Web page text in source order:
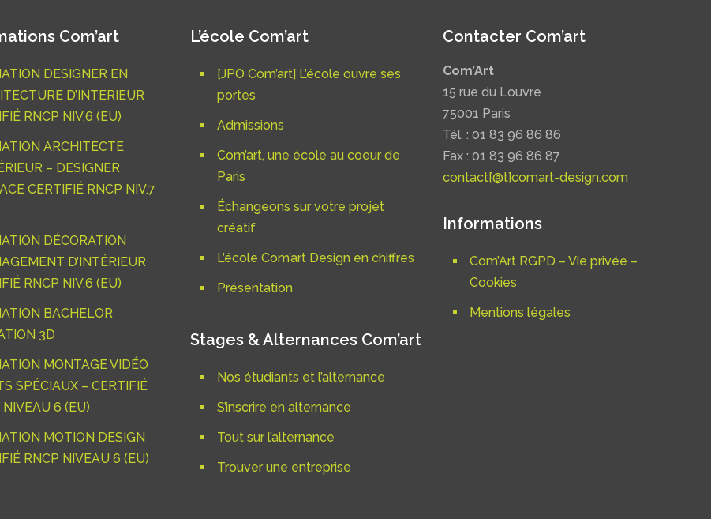
Com’art
DESIGNER EN
D’INTERIEUR
RNCP NIV.6 (EU)
ARCHITECTE
– DESIGNER
CERTIFIÉ RNCP NIV.7
DÉCORATION
D’INTÉRIEUR
RNCP NIV.6 (EU)
BACHELOR
3D
MONTAGE VIDÉO
SPÉCIAUX – CERTIFIÉ
NIVEAU 6 (EU)
MOTION DESIGN
RNCP NIVEAU 6 (EU)
L’école Com’art
[JPO Com’art] L’école ouvre ses
portes
Admissions
Com’art, une école au coeur de
Paris
Échangeons sur votre projet
créatif
L’école Com’art Design en chiffres
Présentation
Stages & Alternances Com’art
Nos étudiants et l’alternance
S’inscrire en alternance
Tout sur l’alternance
Trouver une entreprise
Contacter Com’art
Com’Art
15 rue du Louvre
75001 Paris
Tél. : 01 83 96 86 86
Fax : 01 83 96 86 87
contact[@t]comart-design.com
Informations
Com’Art RGPD – Vie privée –
Cookies
Mentions légales